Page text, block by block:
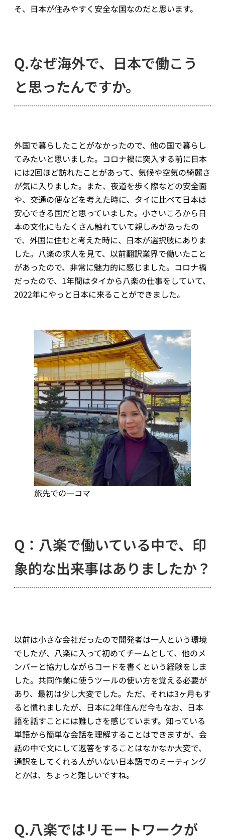
そ、日本が住みやすく安全な国なのだと思います。
Q.なぜ海外で、日本で働こう
と思ったんですか。
外国で暮らしたことがなかったので、他の国で暮らし
てみたいと思いました。コロナ禍に突入する前に日本
には2回ほど訪れたことがあって、気候や空気の綺麗さ
が気に入りました。また、夜道を歩く際などの安全面
や、交通の便などを考えた時に、タイに比べて日本は
安心できる国だと思っていました。小さいころから日
本の文化にもたくさん触れていて親しみがあったの
で、外国に住むと考えた時に、日本が選択肢にありま
した。八楽の求人を見て、以前翻訳業界で働いたこと
があったので、非常に魅力的に感じました。コロナ禍
だったので、1年間はタイから八楽の仕事をしていて、
2022年にやっと日本に来ることができました。
旅先での一コマ
Q：八楽で働いている中で、印
象的な出来事はありましたか？
以前は小さな会社だったので開発者は一人という環境
でしたが、八楽に入って初めてチームとして、他のメ
ンバーと協力しながらコードを書くという経験をしま
した。共同作業に使うツールの使い方を覚える必要が
あり、最初は少し大変でした。ただ、それは3ヶ月もす
ると慣れましたが、日本に2年住んだ今もなお、日本
語を話すことには難しさを感じています。知っている
単語から簡単な会話を理解することはできますが、会
話の中で文にして返答をすることはなかなか大変で、
通訳をしてくれる人がいない日本語でのミーティング
とかは、ちょっと難しいですね。
Q.八楽ではリモートワークが